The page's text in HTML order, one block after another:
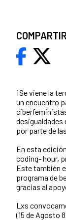
¡Se viene la
un encuentro
desigualdades
por parte de
En esta
coding- hour,
Este también
programa de
gracias al
Lxs
(15 de Agosto
COMPARTIR